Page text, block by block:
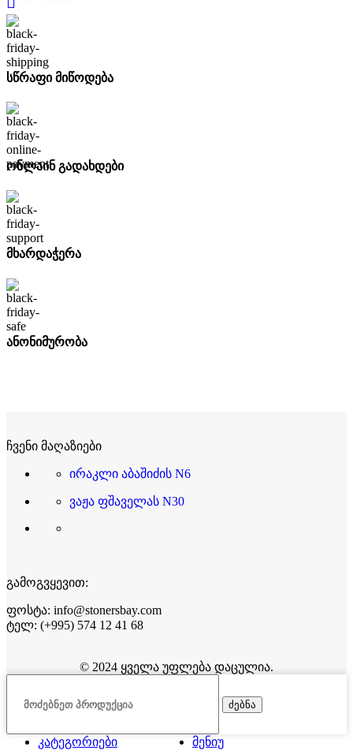
სწრაფი მიწოდება
ონლაინ გადახდები
მხარდაჭერა
ანონიმურობა
ჩვენი მაღაზიები
ირაკლი აბაშიძის N6
ვაჟა ფშაველას N30
გამოგვყევით:
ფოსტა: info@stonersbay.com
ტელ: (+995) 574 12 41 68
© 2024 ყველა უფლება დაცულია.
ძებნა
მენიუ
კატეგორიები